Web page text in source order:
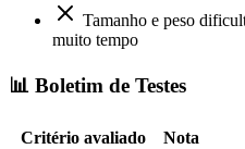
Tamanho e peso
muito tempo
📊 Boletim de Testes
Critério avaliado Nota